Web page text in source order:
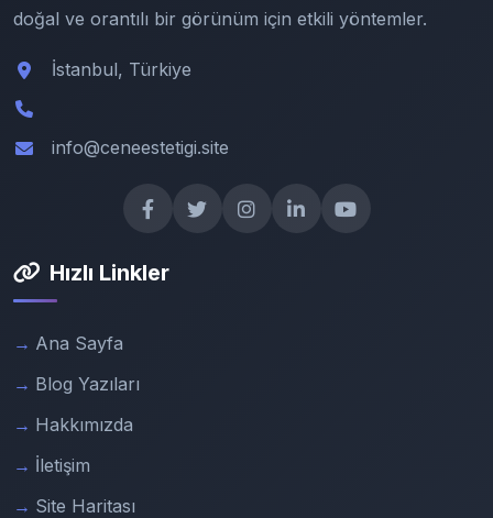
doğal ve orantılı bir görünüm için etkili yöntemler.
İstanbul, Türkiye
info@ceneestetigi.site
Hızlı Linkler
Ana Sayfa
Blog Yazıları
Hakkımızda
İletişim
Site Haritası